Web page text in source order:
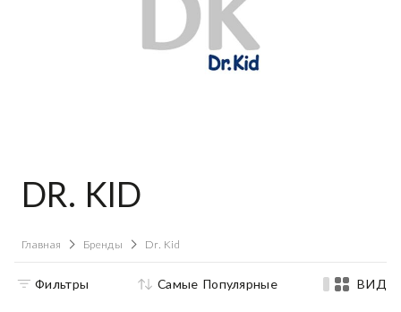
DR. KID
Главная Бренды Dr. Kid
Фильтры Самые Популярные ВИД